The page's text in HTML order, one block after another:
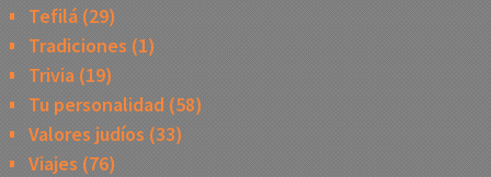
Tefilá(29)
Tradiciones (1)
Trivia(19)
Tu personalidad(58)
Valores judíos (33)
Viajes (76)